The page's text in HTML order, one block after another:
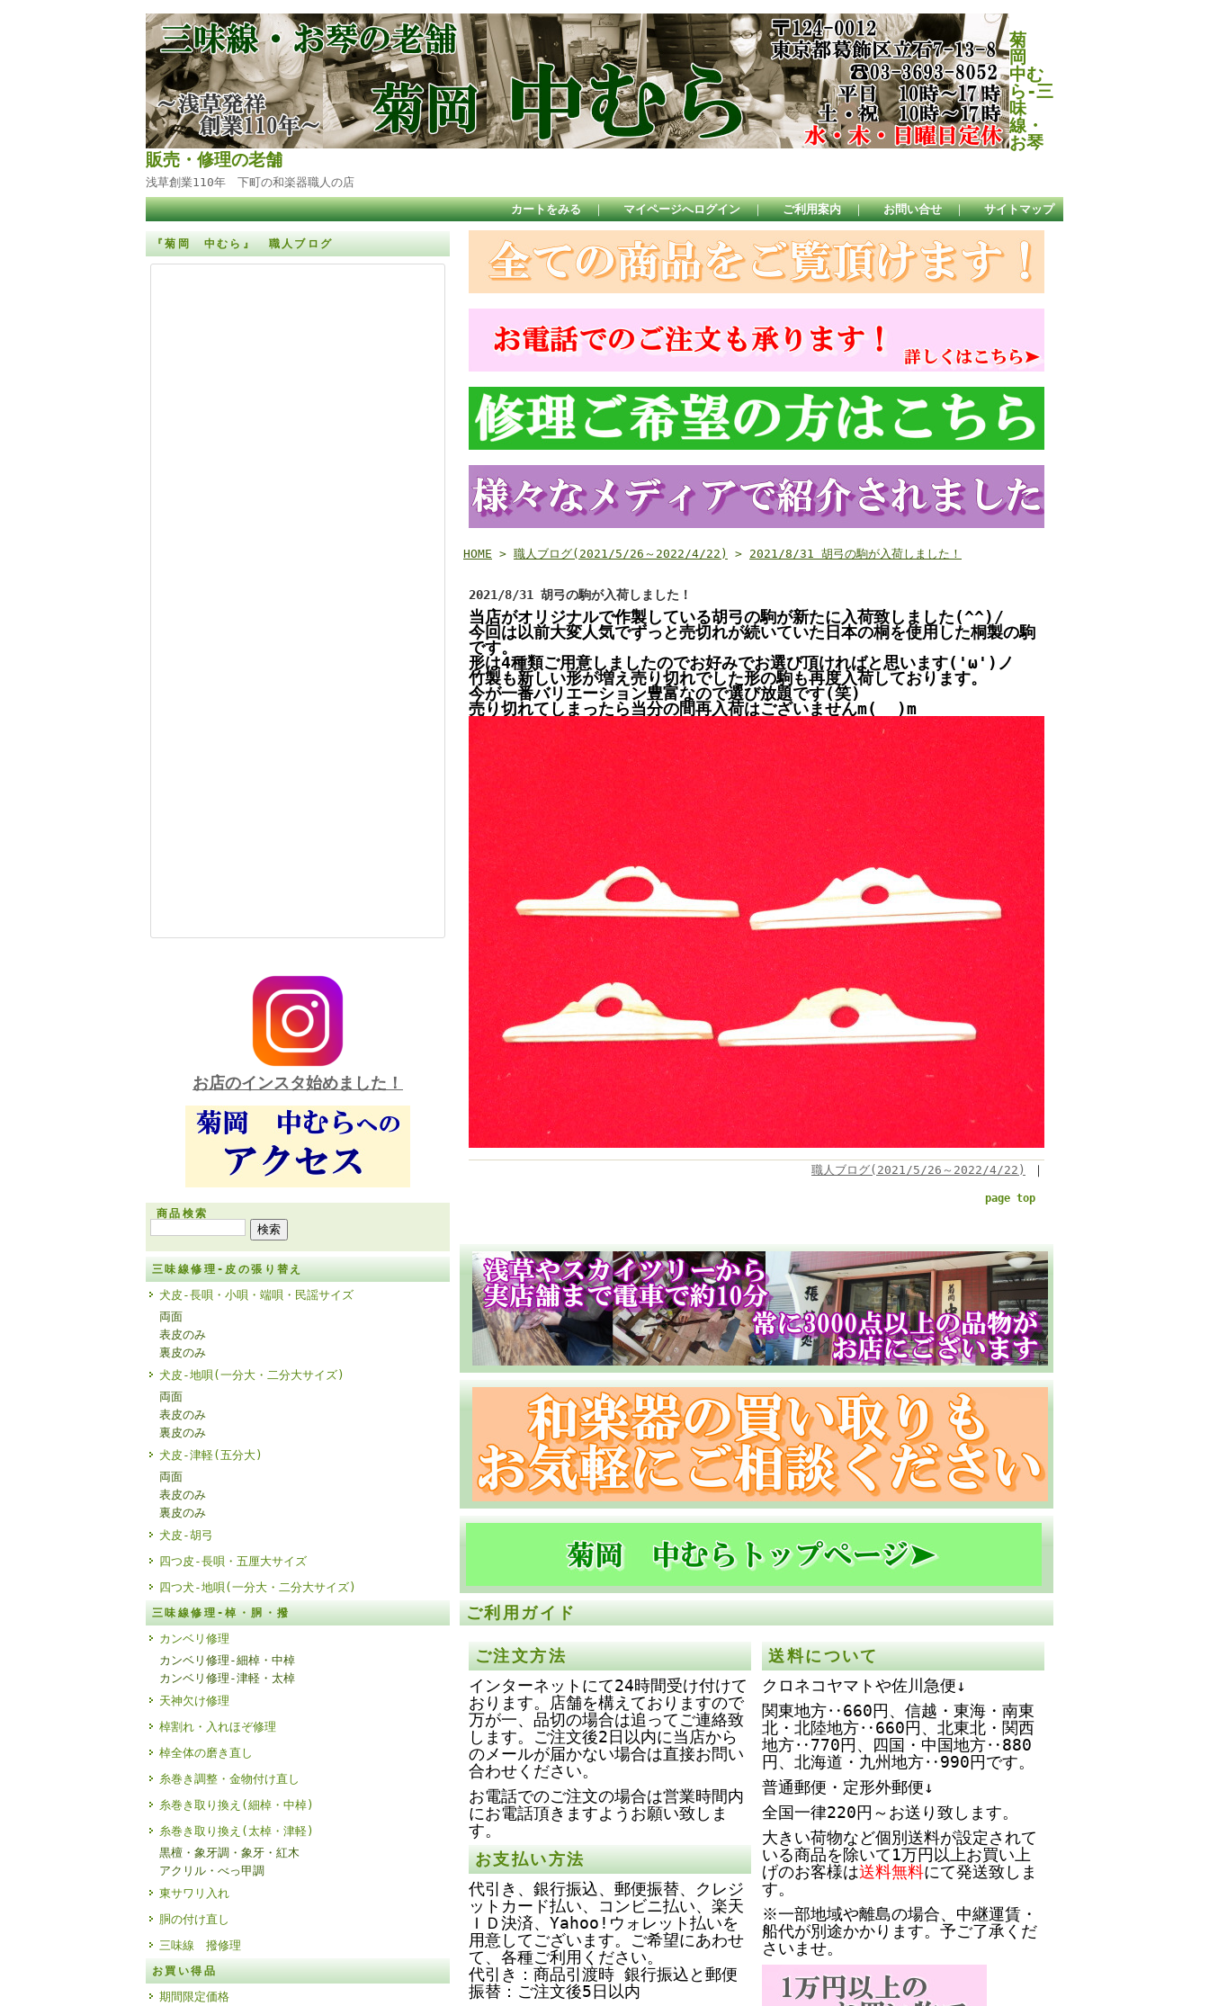
菊
岡
中む
ら-三
味
線・
お琴
販売・修理の老舗
浅草創業110年 下町の和楽器職人の店
カートをみる ｜ マイページへログイン ｜ ご利用案内 ｜ お問い合せ ｜ サイトマップ
『菊岡 中むら』 職人ブログ
お店のインスタ始めました！
商品検索
三味線修理-皮の張り替え
犬皮-長唄・小唄・端唄・民謡サイズ
両面
表皮のみ
裏皮のみ
犬皮-地唄(一分大・二分大サイズ)
両面
表皮のみ
裏皮のみ
犬皮-津軽(五分大)
両面
表皮のみ
裏皮のみ
犬皮-胡弓
四つ皮-長唄・五厘大サイズ
四つ犬-地唄(一分大・二分大サイズ)
三味線修理-棹・胴・撥
カンベリ修理
カンベリ修理-細棹・中棹
カンベリ修理-津軽・太棹
天神欠け修理
棹割れ・入れほぞ修理
棹全体の磨き直し
糸巻き調整・金物付け直し
糸巻き取り換え(細棹・中棹)
糸巻き取り換え(太棹・津軽)
黒檀・象牙調・象牙・紅木
アクリル・べっ甲調
東サワリ入れ
胴の付け直し
三味線 撥修理
お買い得品
期間限定価格
HOME > 職人ブログ(2021/5/26～2022/4/22) > 2021/8/31 胡弓の駒が入荷しました！
2021/8/31 胡弓の駒が入荷しました！
当店がオリジナルで作製している胡弓の駒が新たに入荷致しました(^^)/
今回は以前大変人気でずっと売切れが続いていた日本の桐を使用した桐製の駒
です。
形は4種類ご用意しましたのでお好みでお選び頂ければと思います('ω')ノ
竹製も新しい形が増え売り切れでした形の駒も再度入荷しております。
今が一番バリエーション豊富なので選び放題です(笑)
売り切れてしまったら当分の間再入荷はございませんm(__)m
職人ブログ(2021/5/26～2022/4/22) ｜
page top
ご利用ガイド
ご注文方法
インターネットにて24時間受け付けて
おります。店舗を構えておりますので
万が一、品切の場合は追ってご連絡致
します。ご注文後2日以内に当店から
のメールが届かない場合は直接お問い
合わせください。
お電話でのご注文の場合は営業時間内
にお電話頂きますようお願い致しま
す。
お支払い方法
代引き、銀行振込、郵便振替、クレジ
ットカード払い、コンビニ払い、楽天
ＩＤ決済、Yahoo!ウォレット払いを
用意してございます。ご希望にあわせ
て、各種ご利用ください。
代引き：商品引渡時 銀行振込と郵便
振替：ご注文後5日以内
送料について
クロネコヤマトや佐川急便↓
関東地方‥660円、信越・東海・南東
北・北陸地方‥660円、北東北・関西
地方‥770円、四国・中国地方‥880
円、北海道・九州地方‥990円です。
普通郵便・定形外郵便↓
全国一律220円～お送り致します。
大きい荷物など個別送料が設定されて
いる商品を除いて1万円以上お買い上
げのお客様は送料無料にて発送致しま
す。
※一部地域や離島の場合、中継運賃・
船代が別途かかります。予ご了承くだ
さいませ。